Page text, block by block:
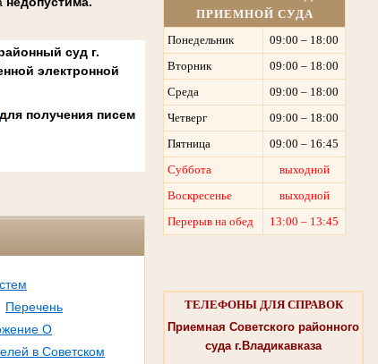
ПРИЕМНОЙ СУДА
Понедельник
09:00 – 18:00
Вторник
09:00 – 18:00
Среда
09:00 – 18:00
Четверг
09:00 – 18:00
Пятница
09:00 – 16:45
Суббота
выходной
Воскресенье
выходной
Перерыв на обед
13:00 – 13:45
ТЕЛЕФОНЫ ДЛЯ СПРАВОК
Приемная Советского районного
суда г.Владикавказа
суд г.
электронной
получения писем
Перечень
О
в Советском